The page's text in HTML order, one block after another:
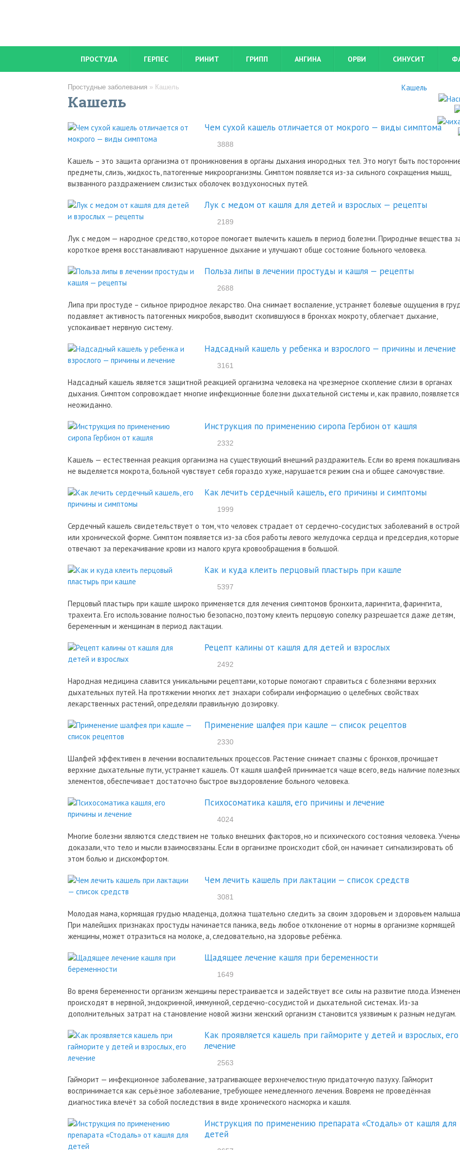
ПРОСТУДА ГЕРПЕС РИНИТ ГРИПП АНГИНА ОРВИ СИНУСИТ
Простудные заболевания » Кашель
Кашель
Чем сухой кашель отличается от мокрого — виды симптома
3888
Кашель – это защита организма от проникновения в органы дыхания инородных тел. Это могут быть
предметы, слизь, жидкость, патогенные микроорганизмы. Симптом появляется из-за сильного сокращения мышц,
вызванного раздражением слизистых оболочек воздухоносных путей.
Лук с медом от кашля для детей и взрослых — рецепты
2189
Лук с медом — народное средство, которое помогает вылечить кашель в период болезни. Природные вещества
короткое время восстанавливают нарушенное дыхание и улучшают обще состояние больного человека.
Польза липы в лечении простуды и кашля — рецепты
2688
Липа при простуде – сильное природное лекарство. Она снимает воспаление, устраняет болевые ощущения в
подавляет активность патогенных микробов, выводит скопившуюся в бронхах мокроту, облегчает дыхание,
успокаивает нервную систему.
Надсадный кашель у ребенка и взрослого — причины и лечение
3161
Надсадный кашель является защитной реакцией организма человека на чрезмерное скопление слизи в органах
дыхания. Симптом сопровождает многие инфекционные болезни дыхательной системы и, как правило, появляется
неожиданно.
Инструкция по применению сиропа Гербион от кашля
2332
Кашель — естественная реакция организма на существующий внешний раздражитель. Если во время
не выделяется мокрота, больной чувствует себя гораздо хуже, нарушается режим сна и общее самочувствие.
Как лечить сердечный кашель, его причины и симптомы
1999
Сердечный кашель свидетельствует о том, что человек страдает от сердечно-сосудистых заболеваний в острой
или хронической форме. Симптом появляется из-за сбоя работы левого желудочка сердца и предсердия, которые
отвечают за перекачивание крови из малого круга кровообращения в большой.
Как и куда клеить перцовый пластырь при кашле
5397
Перцовый пластырь при кашле широко применяется для лечения симптомов бронхита, ларингита, фарингита,
трахеита. Его использование полностью безопасно, поэтому клеить перцовую сопелку разрешается даже детям,
беременным и женщинам в период лактации.
Рецепт калины от кашля для детей и взрослых
2492
Народная медицина славится уникальными рецептами, которые помогают справиться с болезнями верхних
дыхательных путей. На протяжении многих лет знахари собирали информацию о целебных свойствах
лекарственных растений, определяли правильную дозировку.
Применение шалфея при кашле — список рецептов
2330
Шалфей эффективен в лечении воспалительных процессов. Растение снимает спазмы с бронхов, прочищает
верхние дыхательные пути, устраняет кашель. От кашля шалфей принимается чаще всего, ведь наличие полезных
элементов, обеспечивает достаточно быстрое выздоровление больного человека.
Психосоматика кашля, его причины и лечение
4024
Многие болезни являются следствием не только внешних факторов, но и психического состояния человека.
доказали, что тело и мысли взаимосвязаны. Если в организме происходит сбой, он начинает сигнализировать об
этом болью и дискомфортом.
Чем лечить кашель при лактации — список средств
3081
Молодая мама, кормящая грудью младенца, должна тщательно следить за своим здоровьем и здоровьем
При малейших признаках простуды начинается паника, ведь любое отклонение от нормы в организме кормящей
женщины, может отразиться на молоке, а, следовательно, на здоровье ребёнка.
Щадящее лечение кашля при беременности
1649
Во время беременности организм женщины перестраивается и задействует все силы на развитие плода.
происходят в нервной, эндокринной, иммунной, сердечно-сосудистой и дыхательной системах. Из-за
дополнительных затрат на становление новой жизни женский организм становится уязвимым к разным недугам.
Как проявляется кашель при гайморите у детей и взрослых, его
лечение
2563
Гайморит — инфекционное заболевание, затрагивающее верхнечелюстную придаточную пазуху. Гайморит
воспринимается как серьёзное заболевание, требующее немедленного лечения. Вовремя не проведённая
диагностика влечёт за собой последствия в виде хронического насморка и кашля.
Инструкция по применению препарата «Стодаль» от кашля для
детей
Кашель